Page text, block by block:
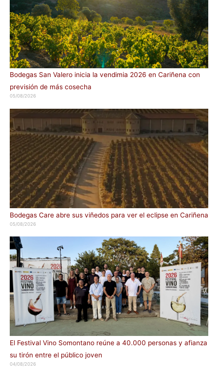
Bodegas San Valero inicia la vendimia 2026 en Cariñena con
previsión de más cosecha
05/08/2026
Bodegas Care abre sus viñedos para ver el eclipse en Cariñena
05/08/2026
El Festival Vino Somontano reúne a 40.000 personas y afianza
su tirón entre el público joven
04/08/2026